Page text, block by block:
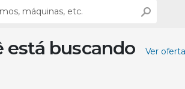
está buscando Ver